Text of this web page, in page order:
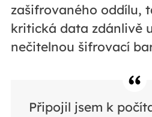
zašifrovaného oddílu,
kritická data zdánlivě
nečitelnou šifrovací
Připojil jsem k